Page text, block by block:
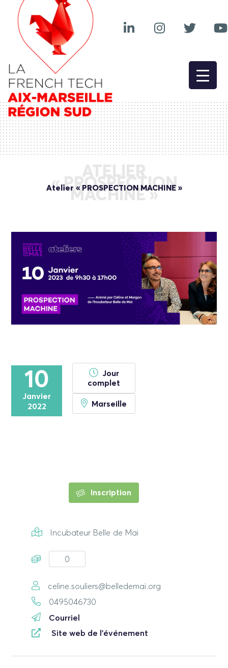
ATELIER
« PROSPECTION
MACHINE »
Atelier « PROSPECTION MACHINE »
10
Janvier
2022
Jour
complet
Marseille
Inscription
Incubateur Belle de Mai
0
celine.souliers@belledemai.org
0495046730
Courriel
Site web de l'événement